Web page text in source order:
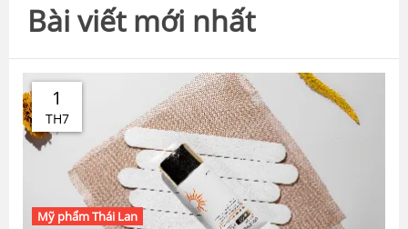
Bài viết mới nhất
1
TH7
Mỹ phẩm Thái Lan